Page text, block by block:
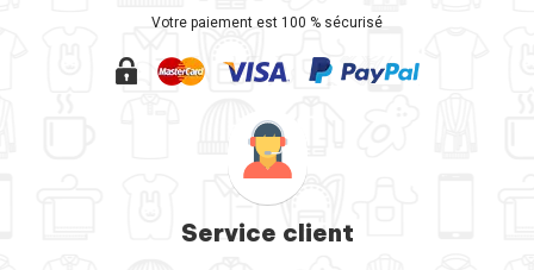
Votre paiement est 100 % sécurisé
Service client